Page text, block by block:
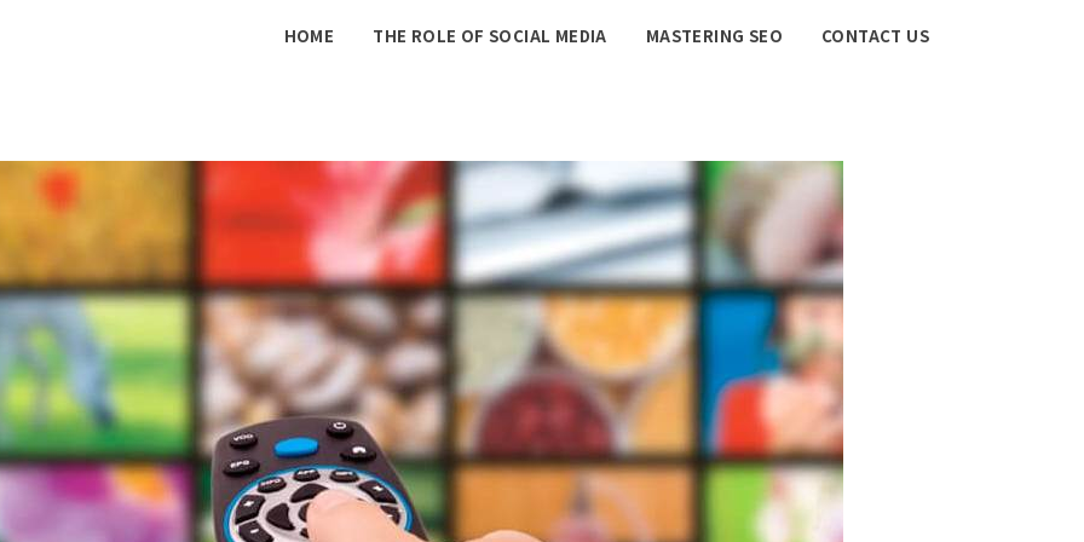
HOME THE ROLE OF SOCIAL MEDIA MASTERING SEO CONTACT US